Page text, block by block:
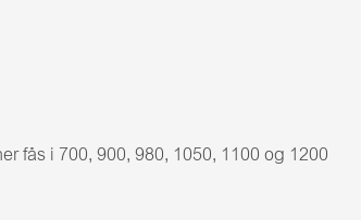
fås i 700, 900, 980, 1050, 1100 og 1200